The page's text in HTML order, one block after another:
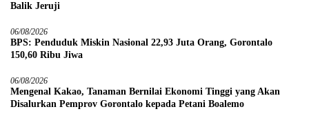
Balik Jeruji
06/08/2026
BPS: Penduduk Miskin Nasional 22,93 Juta Orang, Gorontalo
150,60 Ribu Jiwa
06/08/2026
Mengenal Kakao, Tanaman Bernilai Ekonomi Tinggi yang Akan
Disalurkan Pemprov Gorontalo kepada Petani Boalemo